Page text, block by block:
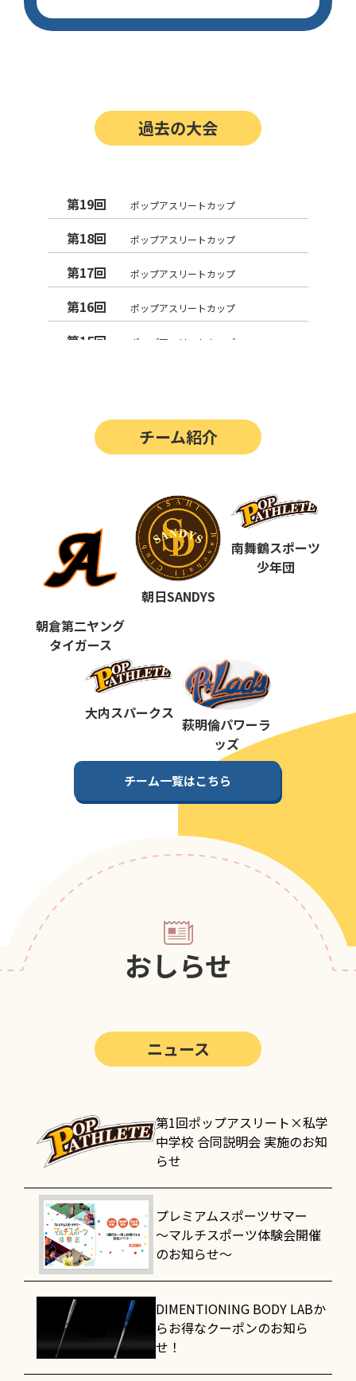
過去の大会
第19回 ポップアスリートカップ
第18回 ポップアスリートカップ
第17回 ポップアスリートカップ
第16回 ポップアスリートカップ
第15回 ポップアスリートカップ
第12回 決勝戦の動画はこちらから
ポップアスリートカップ
第10回 ポップアスリートカップ
第9回 ポップアスリートカップ
第7回
第6回 ポップアスリートカップ
第5回 ポップアスリートカップ
ポップアスリートカップ
ポップアスリートカップ
ポップアスリートカップ
チーム紹介
朝倉第二ヤング
タイガース
朝日SANDYS
南舞鶴スポーツ
少年団
大内スパークス
萩明倫パワーラ
ッズ
チーム一覧はこちら
おしらせ
ニュース
第1回ポップアスリート×私学
中学校 合同説明会 実施のお知
らせ
プレミアムスポーツサマー
～マルチスポーツ体験会開催
のお知らせ～
DIMENTIONING BODY LABか
らお得なクーポンのお知ら
せ！